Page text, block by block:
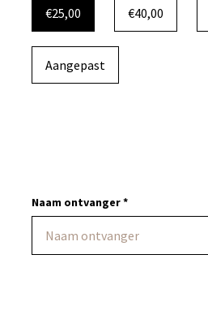
€25,00 €40,00
Aangepast
Naam ontvanger *